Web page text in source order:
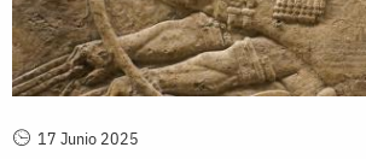
17 Junio 2025